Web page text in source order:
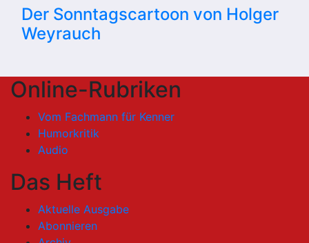
Der Sonntagscartoon von Holger
Weyrauch
Online-Rubriken
Vom Fachmann für Kenner
Humorkritik
Audio
Das Heft
Aktuelle Ausgabe
Abonnieren